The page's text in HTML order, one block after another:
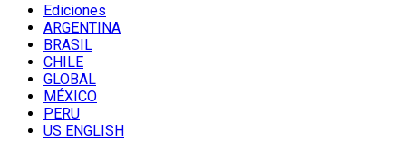
Ediciones
ARGENTINA
BRASIL
CHILE
GLOBAL
MÉXICO
PERU
US ENGLISH